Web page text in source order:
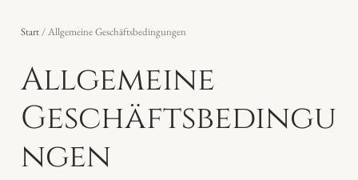
Start/ Allgemeine Geschäftsbedingungen
Allgemeine
Geschäftsbedingu
ngen